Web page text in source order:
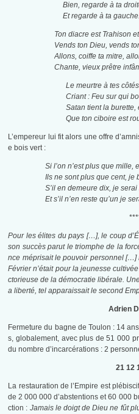
Bien, regarde à ta
Et regarde à ta gauche.
Ton diacre est Trahison
Vends ton Dieu, vends
Allons, coiffe ta mitre,
Chante, vieux prêtre
Le meurtre à tes
Criant : Feu sur qui
Satan tient la burette,
Que ton ciboire est
L’empereur lui fit alors une offre
e bois vert :
Si l’on n’est plus que mille,
Ils ne sont plus que cent, je
S’il en demeure dix, je
Et s’il n’en reste qu’un je
Pour les élites du pays […], le coup
son succès parut le triomphe de la
nce méprisait le pouvoir personnel […]
Février n’était pour la jeunesse
ctorieuse de la démocratie libérale.
a liberté, tel apparaissait le second
Adrien
Fermeture du bagne de Toulon : 14
s, globalement, avec plus de 51 000
du nombre d’incarcérations : 2
21 12
La restauration de l’Empire est
de 2 000 000 d’abstentions et 60 000
ction : Jamais le doigt de Dieu ne fût